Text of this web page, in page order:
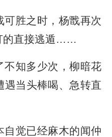
可胜之时，杨戬再次
的直接逃遁……
不知多少次，柳暗花
遇当头棒喝、急转直
自觉已经麻木的闻仲